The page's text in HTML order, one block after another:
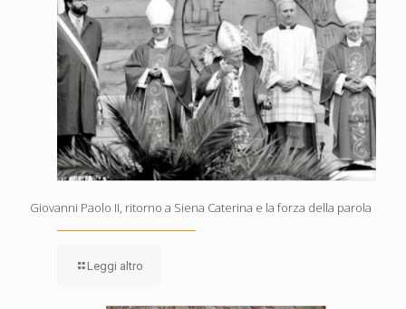
Giovanni Paolo II, ritorno a Siena Caterina e la forza della parola
Leggi altro